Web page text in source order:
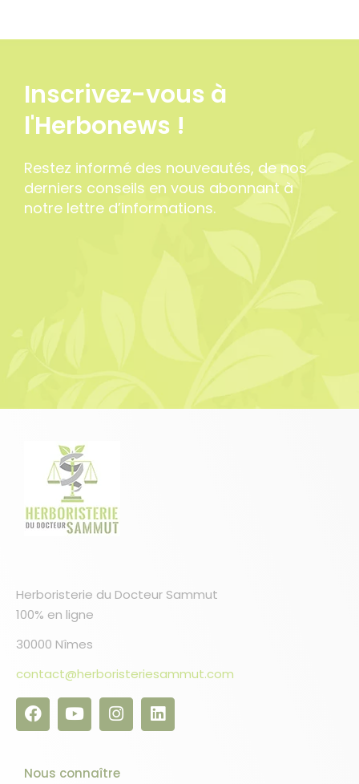
Inscrivez-vous à
l'Herbonews !
Restez informé des nouveautés, de nos
derniers conseils en vous abonnant à
notre lettre d’informations.
Herboristerie du Docteur Sammut
100% en ligne
30000 Nîmes
contact@herboristeriesammut.com
Nous connaître